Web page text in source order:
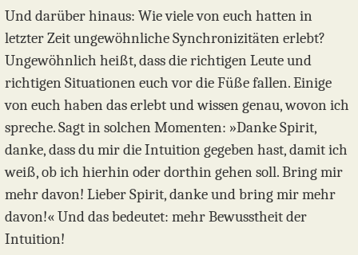
Und darüber hinaus: Wie viele von euch hatten in
letzter Zeit ungewöhnliche Synchronizitäten erlebt?
Ungewöhnlich heißt, dass die richtigen Leute und
richtigen Situationen euch vor die Füße fallen. Einige
von euch haben das erlebt und wissen genau, wovon ich
spreche. Sagt in solchen Momenten: »Danke Spirit,
danke, dass du mir die Intuition gegeben hast, damit ich
weiß, ob ich hierhin oder dorthin gehen soll. Bring mir
mehr davon! Lieber Spirit, danke und bring mir mehr
davon!« Und das bedeutet: mehr Bewusstheit der
Intuition!